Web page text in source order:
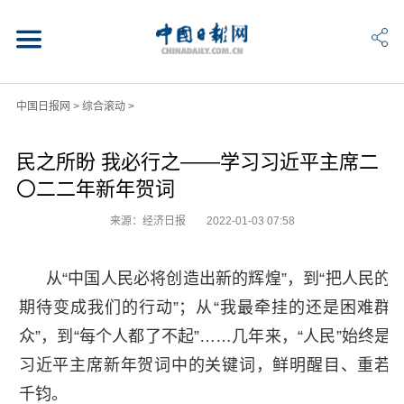
中国日报网 > 综合滚动>
民之所盼 我必行之——学习习近平主席二
〇二二年新年贺词
来源：经济日报 2022-01-03 07:58
从“中国人民必将创造出新的辉煌”，到“把人民的
期待变成我们的行动”；从“我最牵挂的还是困难群
众”，到“每个人都了不起”……几年来，“人民”始终是
习近平主席新年贺词中的关键词，鲜明醒目、重若
千钧。